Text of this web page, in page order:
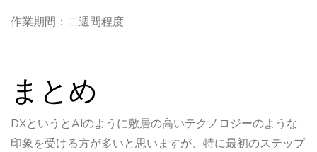
作業期間：二週間程度
まとめ
DXというとAIのように敷居の高いテクノロジーのような
印象を受ける方が多いと思いますが、特に最初のステップ